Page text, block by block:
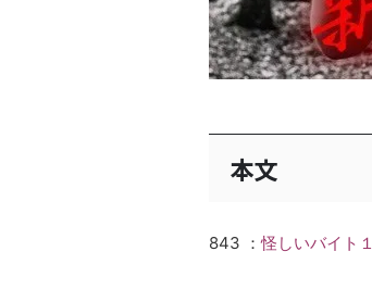
本文
843 ：怪しいバイト１